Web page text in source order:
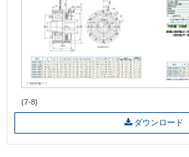
(7-8)
ダウンロード